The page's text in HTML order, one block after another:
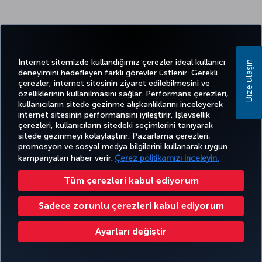
İnternet sitemizde kullandığımız çerezler ideal kullanıcı
deneyimini hedefleyen farklı görevler üstlenir. Gerekli
çerezler, internet sitesinin ziyaret edilebilmesini ve
özelliklerinin kullanılmasını sağlar. Performans çerezleri,
kullanıcıların sitede gezinme alışkanlıklarını inceleyerek
internet sitesinin performansını iyileştirir. İşlevsellik
çerezleri, kullanıcıların sitedeki seçimlerini tanıyarak
sitede gezinmeyi kolaylaştırır. Pazarlama çerezleri,
promosyon ve sosyal medya bilgilerini kullanarak uygun
kampanyaları haber verir. Çerez politikamızı inceleyin.
Tüm çerezleri kabul ediyorum
Sadece zorunlu çerezleri kabul ediyorum
Ayarları değiştir
Bize ulaşın